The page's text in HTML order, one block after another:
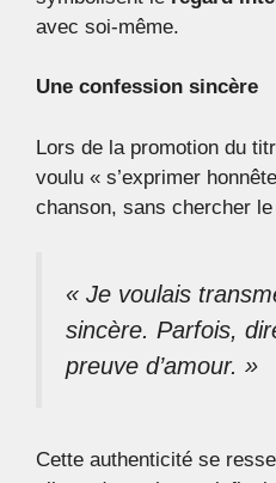
avec soi-même.
Une confession sincère
Lors de la promotion du
voulu « s’exprimer
chanson, sans chercher
« Je voulais
sincère. Parfois,
preuve d’amour. »
Cette authenticité se